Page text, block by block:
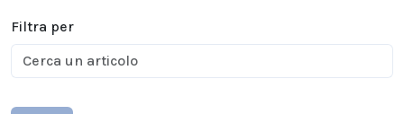
Filtra per